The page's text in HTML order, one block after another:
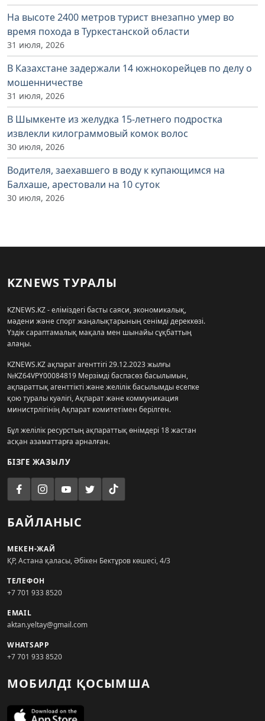
На высоте 2400 метров турист внезапно умер во
время похода в Туркестанской области
31 июля, 2026
В Казахстане задержали 14 южнокорейцев по делу о
мошенничестве
31 июля, 2026
В Шымкенте из желудка 15-летнего подростка
извлекли килограммовый комок волос
30 июля, 2026
Водителя, заехавшего в воду к купающимся на
Балхаше, арестовали на 10 суток
30 июля, 2026
KZNEWS ТУРАЛЫ
KZNEWS.KZ - еліміздегі басты саяси, экономикалық,
мәдени және спорт жаңалықтарының сенімді дереккөзі.
Үздік сараптамалық мақала мен шынайы сұқбаттың
алаңы.
KZNEWS.KZ ақпарат агенттігі 29.12.2023 жылғы
№KZ64VPY00084819 Мерзімді баспасөз басылымын,
ақпараттық агенттікті және желілік басылымды есепке
қою туралы куәлігі, Ақпарат және коммуникация
министрлігінің Ақпарат комитетімен берілген.
Бұл желілік ресурстың ақпараттық өнімдері 18 жастан
асқан азаматтарға арналған.
БІЗГЕ ЖАЗЫЛУ
БАЙЛАНЫС
МЕКЕН-ЖАЙ
ҚР, Астана қаласы, Әбікен Бектұров көшесі, 4/3
ТЕЛЕФОН
+7 701 933 8520
EMAIL
aktan.yeltay@gmail.com
WHATSAPP
+7 701 933 8520
МОБИЛДІ ҚОСЫМША